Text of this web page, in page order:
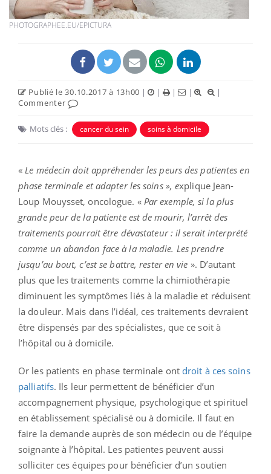
PHOTOGRAPHEE.EU/EPICTURA
Publié le 30.10.2017 à 13h00 | | | |
|
Commenter
Mots clés : cancer du sein soins à domicile
«Le médecin doit appréhender les peurs des patientes en
phase terminale et adapter les soins », explique Jean-
Loup Mouysset, oncologue. « Par exemple, si la plus
grande peur de la patiente est de mourir, l’arrêt des
traitements pourrait être dévastateur : il serait interprété
comme un abandon face à la maladie. Les prendre
jusqu’au bout, c’est se battre, rester en vie ». D’autant
plus que les traitements comme la chimiothérapie
diminuent les symptômes liés à la maladie et réduisent
la douleur. Mais dans l’idéal, ces traitements devraient
être dispensés par des spécialistes, que ce soit à
l’hôpital ou à domicile.
Or les patients en phase terminale ont droit à ces soins
palliatifs. Ils leur permettent de bénéficier d’un
accompagnement physique, psychologique et spirituel
en établissement spécialisé ou à domicile. Il faut en
faire la demande auprès de son médecin ou de l’équipe
soignante à l’hôpital. Les patientes peuvent aussi
solliciter ces équipes pour bénéficier d’un soutien